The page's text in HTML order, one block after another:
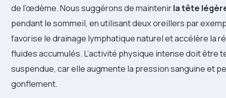
de l’œdème. Nous suggérons de maintenirla tête
pendant le sommeil, en utilisant deux oreillers par
favorise le drainage lymphatique naturel et accélère la
fluides accumulés. L’activité physique intense doit être
suspendue, car elle augmente la pression sanguine et
gonflement.